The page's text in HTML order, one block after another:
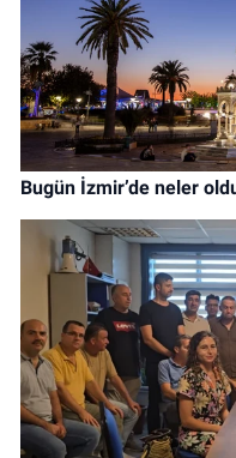
Bugün İzmir’de neler